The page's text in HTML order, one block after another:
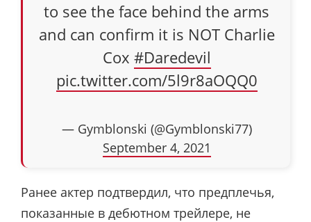
to see the face behind the arms
and can confirm it is NOT Charlie
Cox #Daredevil
pic.twitter.com/5l9r8aOQQ0
— Gymblonski (@Gymblonski77)
September 4, 2021
Ранее актер подтвердил, что предплечья,
показанные в дебютном трейлере, не